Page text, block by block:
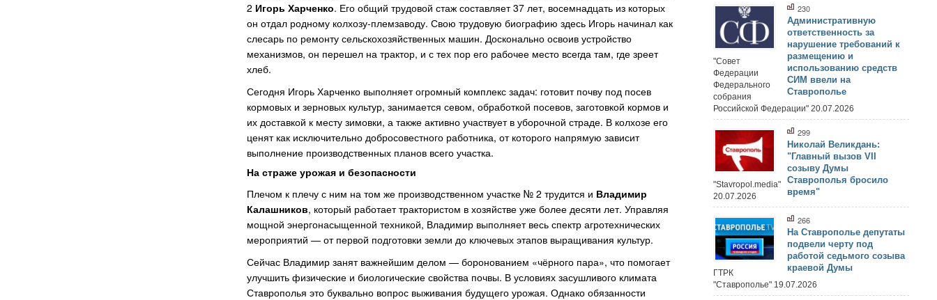
2 Игорь Харченко. Его общий трудовой стаж составляет 37 лет, восемнадцать из которых
он отдал родному колхозу-племзаводу. Свою трудовую биографию здесь Игорь начинал как
слесарь по ремонту сельскохозяйственных машин. Досконально освоив устройство
механизмов, он перешел на трактор, и с тех пор его рабочее место всегда там, где зреет
хлеб.
Сегодня Игорь Харченко выполняет огромный комплекс задач: готовит почву под посев
кормовых и зерновых культур, занимается севом, обработкой посевов, заготовкой кормов и
их доставкой к месту зимовки, а также активно участвует в уборочной страде. В колхозе его
ценят как исключительно добросовестного работника, от которого напрямую зависит
выполнение производственных планов всего участка.
На страже урожая и безопасности
Плечом к плечу с ним на том же производственном участке № 2 трудится и Владимир
Калашников, который работает трактористом в хозяйстве уже более десяти лет. Управляя
мощной энергонасыщенной техникой, Владимир выполняет весь спектр агротехнических
мероприятий — от первой подготовки земли до ключевых этапов выращивания культур.
Сейчас Владимир занят важнейшим делом — боронованием «чёрного пара», что помогает
улучшить физические и биологические свойства почвы. В условиях засушливого климата
Ставрополья это буквально вопрос выживания будущего урожая. Однако обязанности
230
Административную
ответственность за
нарушение требований к
размещению и
использованию средств
СИМ ввели на
Ставрополье
"Совет
Федерации
Федерального
собрания
Российской Федерации" 20.07.2026
299
Николай Великдань:
"Главный вызов VII
созыву Думы
Ставрополья бросило
время"
"Stavropol.media"
20.07.2026
266
На Ставрополье депутаты
подвели черту под
работой седьмого созыва
краевой Думы
ГТРК
"Ставрополье" 19.07.2026